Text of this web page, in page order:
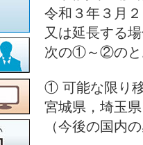
令和３年３月
又は延長する
次の①～②のと
① 可能な限り
宮城県，埼玉
（今後の国内